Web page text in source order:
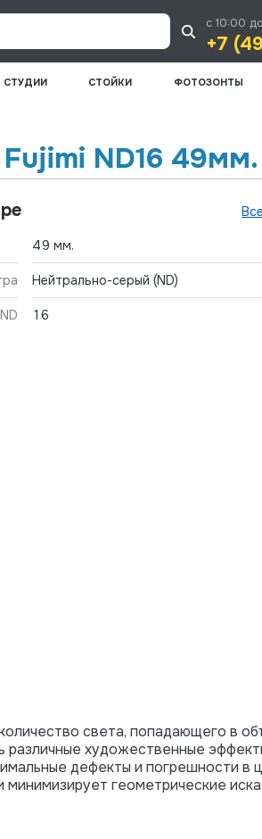
с 10:00
+7
СТУДИИ СТОЙКИ ФОТОЗОНТЫ
ND16 49мм.
49 мм.
Нейтрально-серый (ND)
16
света, попадающего в
различные художественные
дефекты и погрешности в
геометрические